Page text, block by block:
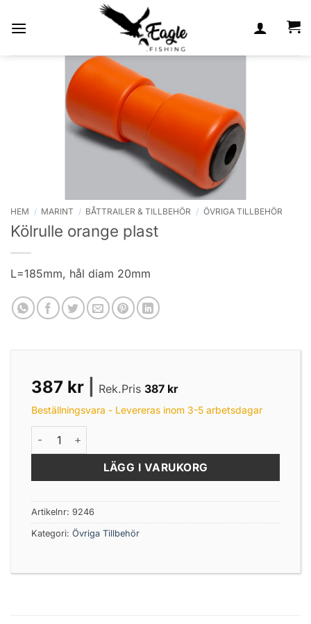
HEM / MARINT / BÅTTRAILER & TILLBEHÖR / ÖVRIGA TILLBEHÖR
Kölrulle orange plast
L=185mm, hål diam 20mm
387 kr Rek.Pris 387 kr
Beställningsvara - Levereras inom 3-5 arbetsdagar
Kölrulle orange plast mängd
LÄGG I VARUKORG
Artikelnr: 9246
Kategori: Övriga Tillbehör